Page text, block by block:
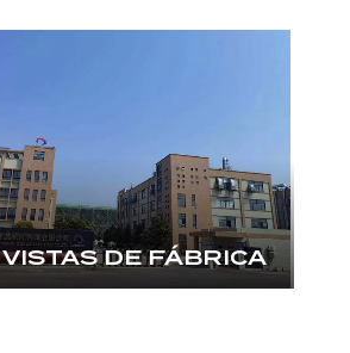
VISTAS DE FÁBRICA